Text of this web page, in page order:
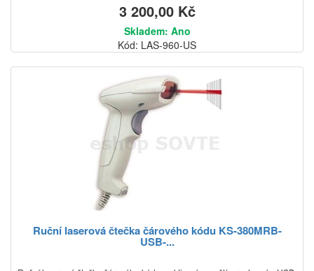
3 200,00 Kč
Skladem: Ano
Kód: LAS-960-US
Ruční laserová čtečka čárového kódu KS-380MRB-
USB-...